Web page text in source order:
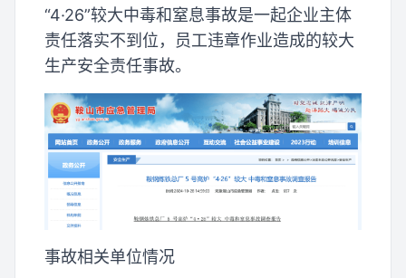
“4·26”较大中毒和窒息事故是一起企业主体
责任落实不到位，员工违章作业造成的较大
生产安全责任事故。
事故相关单位情况